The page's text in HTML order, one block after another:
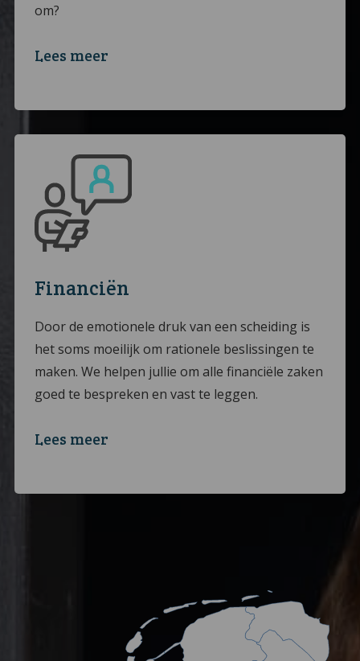
om?
Lees meer
Financiën
Door de emotionele druk van een scheiding is
het soms moeilijk om rationele beslissingen te
maken. We helpen jullie om alle financiële zaken
goed te bespreken en vast te leggen.
Lees meer